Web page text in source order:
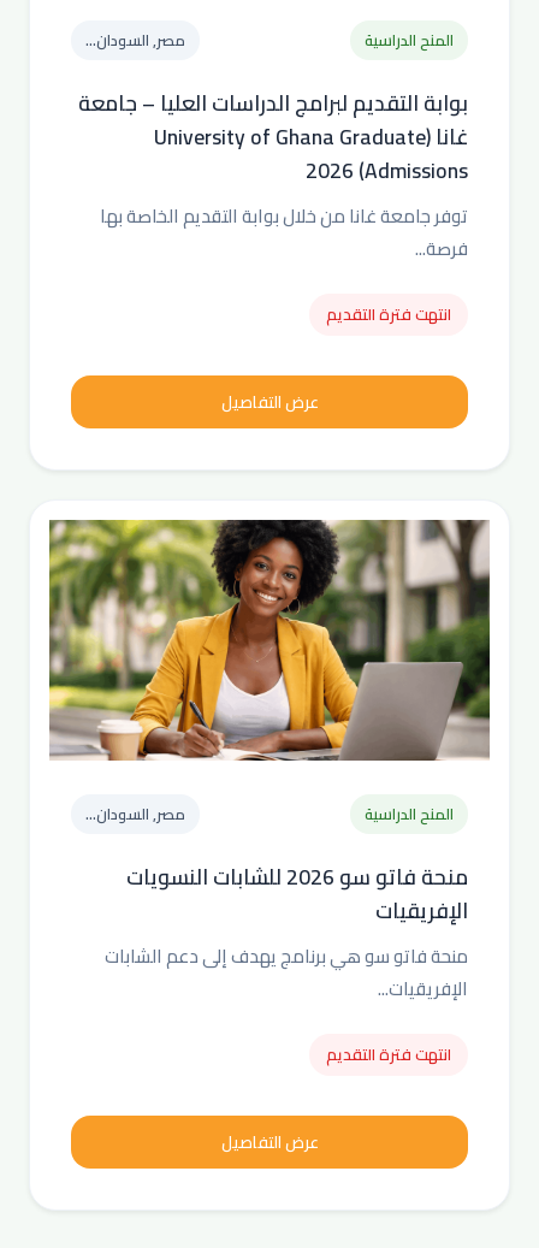
المنح الدراسية مصر, السودان...
بوابة التقديم لبرامج الدراسات العليا – جامعة
غانا (University of Ghana Graduate
Admissions) 2026
توفر جامعة غانا من خلال بوابة التقديم الخاصة بها
فرصة...
انتهت فترة التقديم
عرض التفاصيل
المنح الدراسية مصر, السودان...
منحة فاتو سو 2026 للشابات النسويات
الإفريقيات
منحة فاتو سو هي برنامج يهدف إلى دعم الشابات
الإفريقيات...
انتهت فترة التقديم
عرض التفاصيل